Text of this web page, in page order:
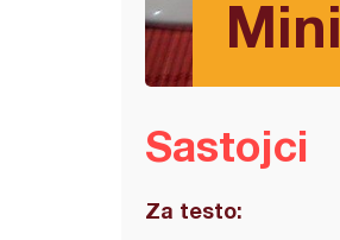
Sastojci
Za testo: